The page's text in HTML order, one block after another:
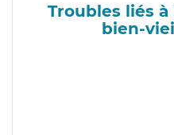
Troubles liés
bien-